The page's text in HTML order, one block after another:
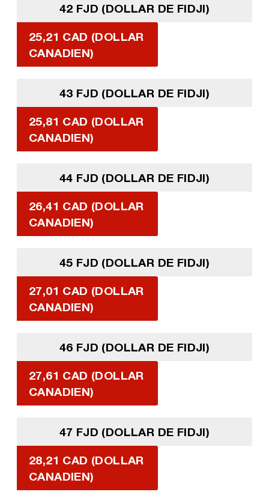
42 FJD (DOLLAR DE FIDJI)
25,21 CAD (DOLLAR
CANADIEN)
43 FJD (DOLLAR DE FIDJI)
25,81 CAD (DOLLAR
CANADIEN)
44 FJD (DOLLAR DE FIDJI)
26,41 CAD (DOLLAR
CANADIEN)
45 FJD (DOLLAR DE FIDJI)
27,01 CAD (DOLLAR
CANADIEN)
46 FJD (DOLLAR DE FIDJI)
27,61 CAD (DOLLAR
CANADIEN)
47 FJD (DOLLAR DE FIDJI)
28,21 CAD (DOLLAR
CANADIEN)